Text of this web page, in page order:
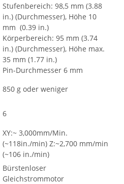
Stufenbereich: 98,5 mm (3.88
in.) (Durchmesser), Höhe 10
mm (0.39 in.)
Körperbereich: 95 mm (3.74
in.) (Durchmesser), Höhe max.
35 mm (1.77 in.)
Pin-Durchmesser 6 mm
850 g oder weniger
6
XY:~ 3,000mm/Min.
(~118in./min) Z:~2,700 mm/min
(~106 in./min)
Bürstenloser
Gleichstrommotor